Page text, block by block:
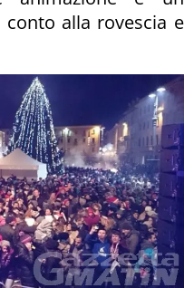
alla rovescia e